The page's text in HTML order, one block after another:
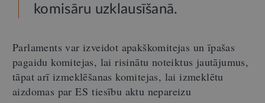
komisāru uzklausīšanā.
Parlaments var izveidot apakškomitejas un īpašas
pagaidu komitejas, lai risinātu noteiktus jautājumus,
tāpat arī izmeklēšanas komitejas, lai izmeklētu
aizdomas par ES tiesību aktu nepareizu